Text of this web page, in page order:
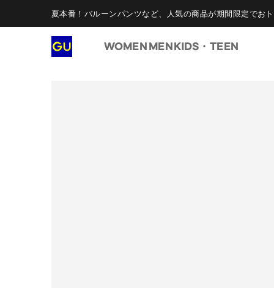
夏本番！バルーンパンツなど、人気の商品が期間限定でお
WOMEN MENKIDS・TEEN